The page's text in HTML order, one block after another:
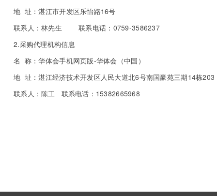
地 址：湛江市开发区乐怡路16号
联系人：林先生 联系电话：0759-3586237
2.采购代理机构信息
名 称：华体会手机网页版-华体会（中国）
地 址：湛江经济技术开发区人民大道北6号南国豪苑三期14栋203
联系人：陈工 联系电话：15382665968